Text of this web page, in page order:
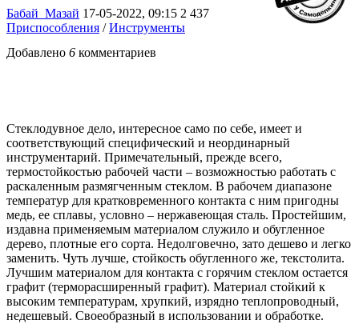
Бабай_Мазай 17-05-2022, 09:15 2 437
Приспособления /Инструменты
Добавлено 6 комментариев
Стеклодувное дело, интересное само по себе, имеет и
соответствующий специфический и неординарный
инструментарий. Примечательный, прежде всего,
термостойкостью рабочей части – возможностью работать с
раскаленным размягченным стеклом. В рабочем диапазоне
температур для кратковременного контакта с ним пригодны
медь, ее сплавы, условно – нержавеющая сталь. Простейшим,
издавна применяемым материалом служило и обугленное
дерево, плотные его сорта. Недолговечно, зато дешево и легко
заменить. Чуть лучше, стойкость обугленного же, текстолита.
Лучшим материалом для контакта с горячим стеклом остается
графит (терморасширенный графит). Материал стойкий к
высоким температурам, хрупкий, изрядно теплопроводный,
недешевый. Своеобразный в использовании и обработке.